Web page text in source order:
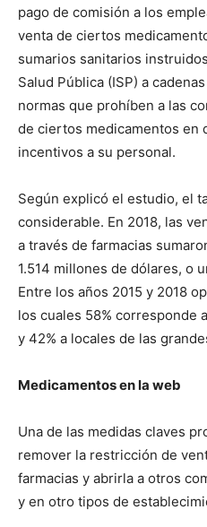
pago de comisión a los
venta de ciertos
sumarios sanitarios
Salud Pública (ISP) a
normas que prohíben a las
de ciertos medicamentos en
incentivos a su personal.
Según explicó el estudio, el
considerable. En 2018, las
a través de farmacias
1.514 millones de dólares, o
Entre los años 2015 y 2018
los cuales 58% corresponde
y 42% a locales de las
Medicamentos en la web
Una de las medidas claves
remover la restricción de
farmacias y abrirla a otros
y en otro tipos de